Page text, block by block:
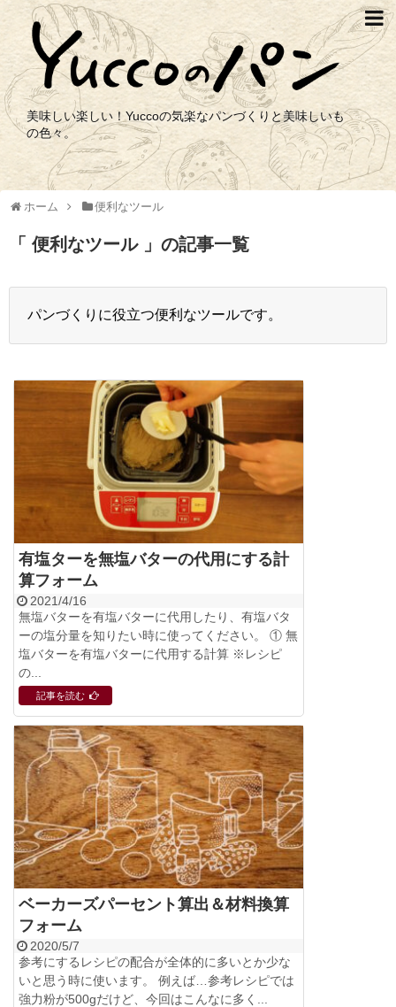
美味しい楽しい！Yuccoの気楽なパンづくりと美味しいも
の色々。
ホーム 便利なツール
便利なツール の記事一覧
パンづくりに役立つ便利なツールです。
有塩ターを無塩バターの代用にする計
算フォーム
2021/4/16
無塩バターを有塩バターに代用したり、有塩バタ
ーの塩分量を知りたい時に使ってください。 ① 無
塩バターを有塩バターに代用する計算 ※レシピ
の...
記事を読む
ベーカーズパーセント算出＆材料換算
フォーム
2020/5/7
参考にするレシピの配合が全体的に多いとか少な
いと思う時に使います。 例えば…参考レシピでは
強力粉が500gだけど、今回はこんなに多く...